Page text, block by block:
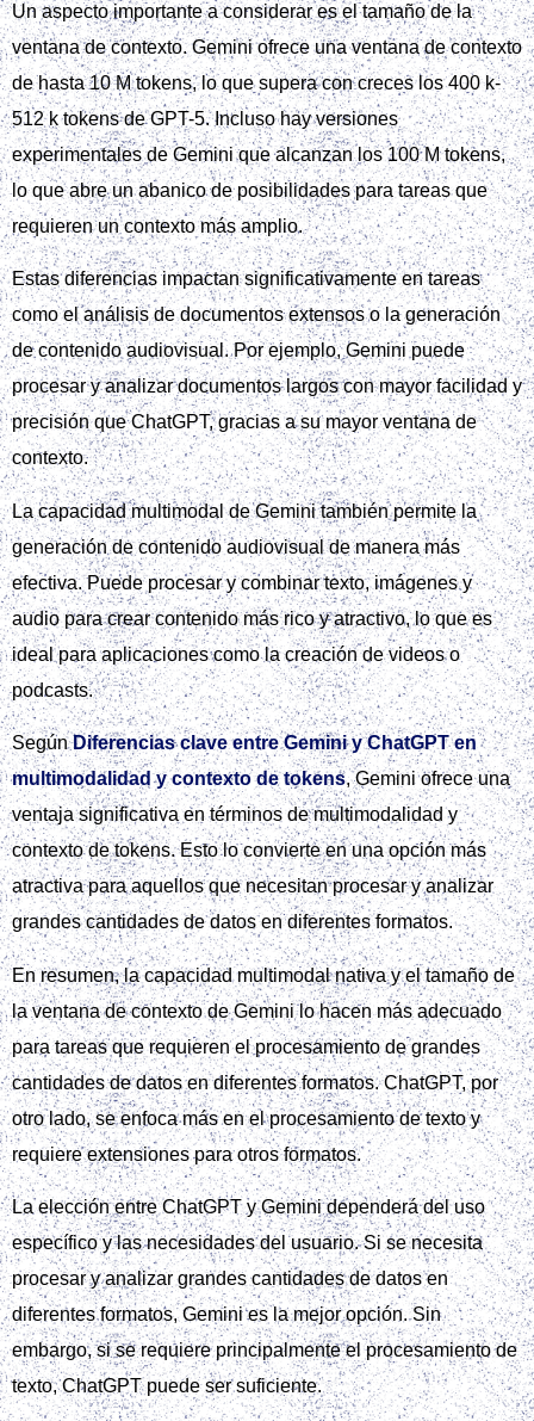
Un aspecto importante a considerar es el tamaño de la
ventana de contexto. Gemini ofrece una ventana de contexto
de hasta 10 M tokens, lo que supera con creces los 400 k-
512 k tokens de GPT-5. Incluso hay versiones
experimentales de Gemini que alcanzan los 100 M tokens,
lo que abre un abanico de posibilidades para tareas que
requieren un contexto más amplio.
Estas diferencias impactan significativamente en tareas
como el análisis de documentos extensos o la generación
de contenido audiovisual. Por ejemplo, Gemini puede
procesar y analizar documentos largos con mayor facilidad y
precisión que ChatGPT, gracias a su mayor ventana de
contexto.
La capacidad multimodal de Gemini también permite la
generación de contenido audiovisual de manera más
efectiva. Puede procesar y combinar texto, imágenes y
audio para crear contenido más rico y atractivo, lo que es
ideal para aplicaciones como la creación de videos o
podcasts.
SegúnDiferencias clave entre Gemini y ChatGPT en
multimodalidad y contexto de tokens, Gemini ofrece una
ventaja significativa en términos de multimodalidad y
contexto de tokens. Esto lo convierte en una opción más
atractiva para aquellos que necesitan procesar y analizar
grandes cantidades de datos en diferentes formatos.
En resumen, la capacidad multimodal nativa y el tamaño de
la ventana de contexto de Gemini lo hacen más adecuado
para tareas que requieren el procesamiento de grandes
cantidades de datos en diferentes formatos. ChatGPT, por
otro lado, se enfoca más en el procesamiento de texto y
requiere extensiones para otros formatos.
La elección entre ChatGPT y Gemini dependerá del uso
específico y las necesidades del usuario. Si se necesita
procesar y analizar grandes cantidades de datos en
diferentes formatos, Gemini es la mejor opción. Sin
embargo, si se requiere principalmente el procesamiento de
texto, ChatGPT puede ser suficiente.